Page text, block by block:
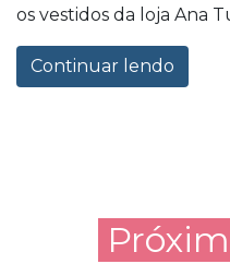
os vestidos da loja Ana
Continuar lendo